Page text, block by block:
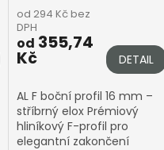
od 294 Kč bez
DPH
od 355,74
Kč DETAIL
AL F boční profil 16 mm –
stříbrný elox Prémiový
hliníkový F-profil pro
elegantní zakončení